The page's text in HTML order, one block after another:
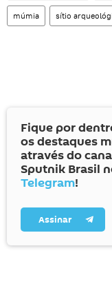
múmia sítio
Fique por
os destaques
através do
Sputnik Brasil
Telegram!
Assinar